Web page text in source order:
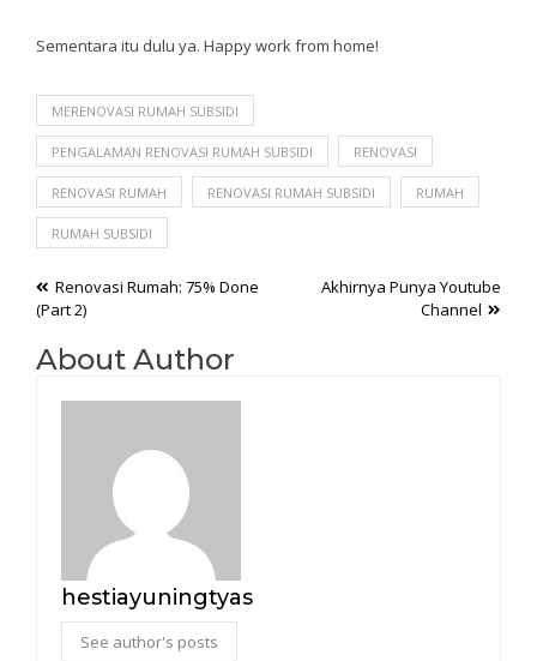
Sementara itu dulu ya. Happy work from home!
MERENOVASI RUMAH SUBSIDI
PENGALAMAN RENOVASI RUMAH SUBSIDI RENOVASI
RENOVASI RUMAH RENOVASI RUMAH SUBSIDI RUMAH
RUMAH SUBSIDI
Post
Renovasi Rumah: 75% Done
(Part 2)
Akhirnya Punya Youtube
Channel
About Author
hestiayuningtyas
See author's posts